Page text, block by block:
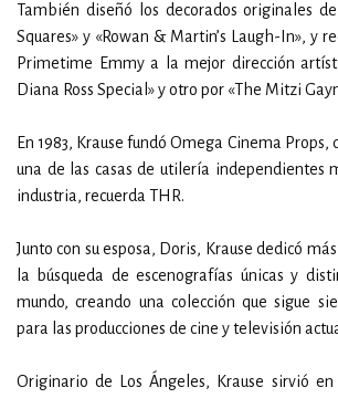
También diseñó los decorados originales
Squares» y «Rowan & Martin’s Laugh-In», y
Primetime Emmy a la mejor dirección
Diana Ross Special» y otro por «The Mitzi
En 1983, Krause fundó Omega Cinema Props,
una de las casas de utilería independientes
industria, recuerda THR.
Junto con su esposa, Doris, Krause dedicó
la búsqueda de escenografías únicas y
mundo, creando una colección que sigue
para las producciones de cine y televisión
Originario de Los Ángeles, Krause sirvió